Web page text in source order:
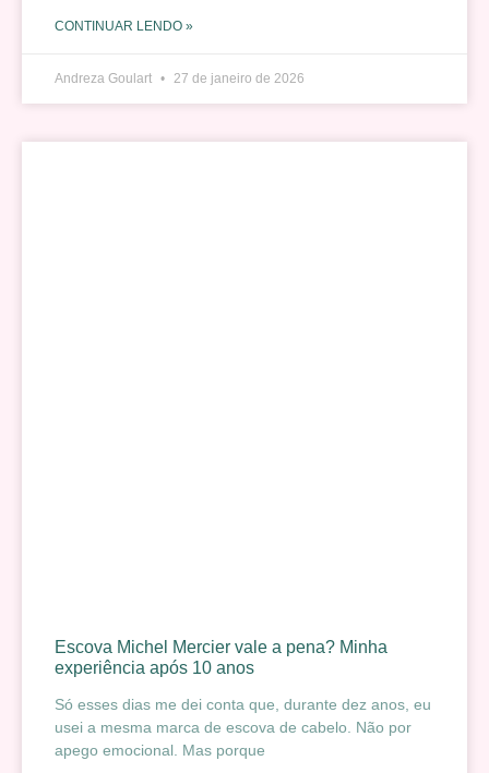
CONTINUAR LENDO »
Andreza Goulart 27 de janeiro de 2026
Escova Michel Mercier vale a pena? Minha
experiência após 10 anos
Só esses dias me dei conta que, durante dez anos, eu
usei a mesma marca de escova de cabelo. Não por
apego emocional. Mas porque